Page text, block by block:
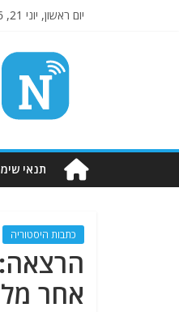
יום ראשון, יוני 21, 2026
מודיעין
מהמקורות
תנאי
כתבות היסטוריה
אחר